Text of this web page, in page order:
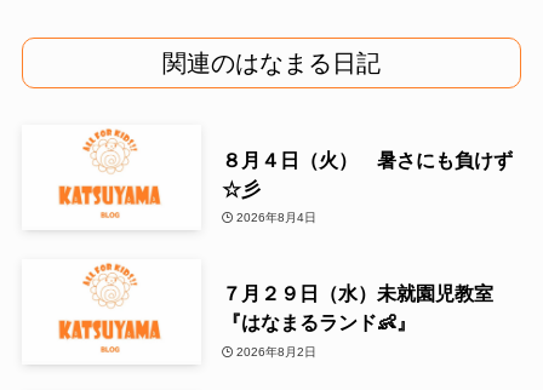
関連のはなまる日記
８月４日（火） 暑さにも負けず
☆彡
2026年8月4日
７月２９日（水）未就園児教室
『はなまるランド👶』
2026年8月2日